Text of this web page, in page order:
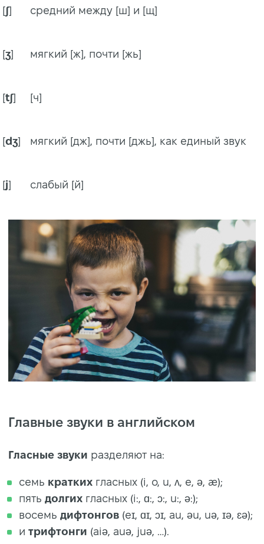
[ʃ] средний между [ш] и [щ]
[ʒ] мягкий [ж], почти [жь]
[tʃ] [ч]
[dʒ] мягкий [дж], почти [джь], как единый звук
[j] слабый [й]
Главные звуки в английском
Гласные звуки разделяют на:
семь кратких гласных (i, o, u, ʌ, e, ə, æ);
пять долгих гласных (i:, ɑ:, ɔ:, u:, ə:);
восемь дифтонгов (eɪ, ɑɪ, ɔɪ, au, əu, uə, ɪə, ɛə);
и трифтонги (aiə, auə, juə, …).